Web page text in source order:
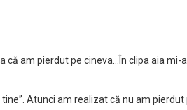
am pierdut pe cineva…În clipa aia mi-
Atunci am realizat că nu am pierdut